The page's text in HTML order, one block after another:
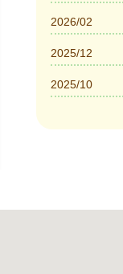
2026/02
2025/12
2025/10